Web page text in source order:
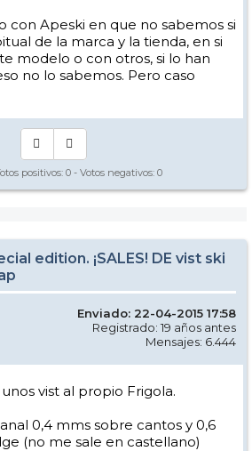
con Apeski en que no sabemos si
de la marca y la tienda, en si
modelo o con otros, si lo han
no lo sabemos. Pero caso
positivos: 0 - Votos negativos: 0
edition. ¡SALES! DE vist ski
Enviado: 22-04-2015 17:58
Registrado: 19 años antes
Mensajes: 6.444
vist al propio Frigola.
0,4 mms sobre cantos y 0,6
(no me sale en castellano)